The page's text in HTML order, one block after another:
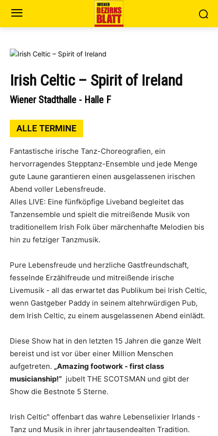
Irish Celtic – Spirit of Ireland
Wiener Stadthalle - Halle F
ALLE TERMINE
Fantastische irische Tanz-Choreografien, ein
hervorragendes Stepptanz-Ensemble und jede Menge
gute Laune garantieren einen ausgelassenen irischen
Abend voller Lebensfreude.
Alles LIVE: Eine fünfköpfige Liveband begleitet das
Tanzensemble und spielt die mitreißende Musik von
traditionellem Irish Folk über märchenhafte Melodien bis
hin zu fetziger Tanzmusik.
Pure Lebensfreude und herzliche Gastfreundschaft,
fesselnde Erzählfreude und mitreißende irische
Livemusik - all das erwartet das Publikum bei Irish Celtic,
wenn Gastgeber Paddy in seinem altehrwürdigen Pub,
dem Irish Celtic, zu einem ausgelassenen Abend einlädt.
Diese Show hat in den letzten 15 Jahren die ganze Welt
bereist und ist vor über einer Million Menschen
aufgetreten. „Amazing footwork - first class
musicianship!” jubelt THE SCOTSMAN und gibt der
Show die Bestnote 5 Sterne.
Irish Celtic" offenbart das wahre Lebenselixier Irlands -
Tanz und Musik in ihrer jahrtausendealten Tradition.